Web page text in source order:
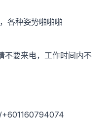
各种姿势啪啪啪
要来电，工作时间内不